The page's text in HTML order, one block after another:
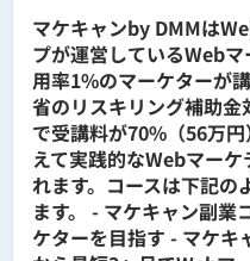
マケキャンby DMMは
プが運営しているWeb
用率1%のマーケターが
省のリスキリング補助
で受講料が70%（56万
えて実践的なWebマー
れます。コースは下記の
ます。 - マケキャン副業
ケターを目指す - マケキ